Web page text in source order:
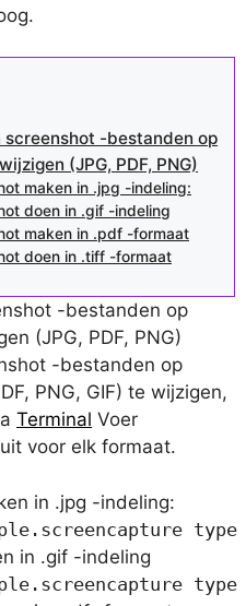
-bestanden op
(JPG, PDF, PNG)
maken in .jpg -indeling:
doen in .gif -indeling
maken in .pdf -formaat
doen in .tiff -formaat
-bestanden op
(JPG, PDF, PNG)
-bestanden op
PNG, GIF) te wijzigen,
Terminal Voer
voor elk formaat.
in .jpg -indeling:
in .gif -indeling